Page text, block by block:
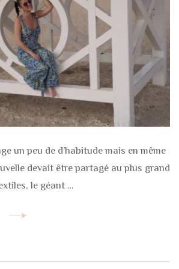
un peu de d’habitude mais en même
devait être partagé au plus grand
le géant …